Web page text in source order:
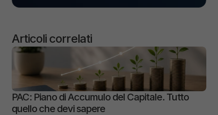
Articoli correlati
PAC: Piano di Accumulo del Capitale. Tutto
quello che devi sapere